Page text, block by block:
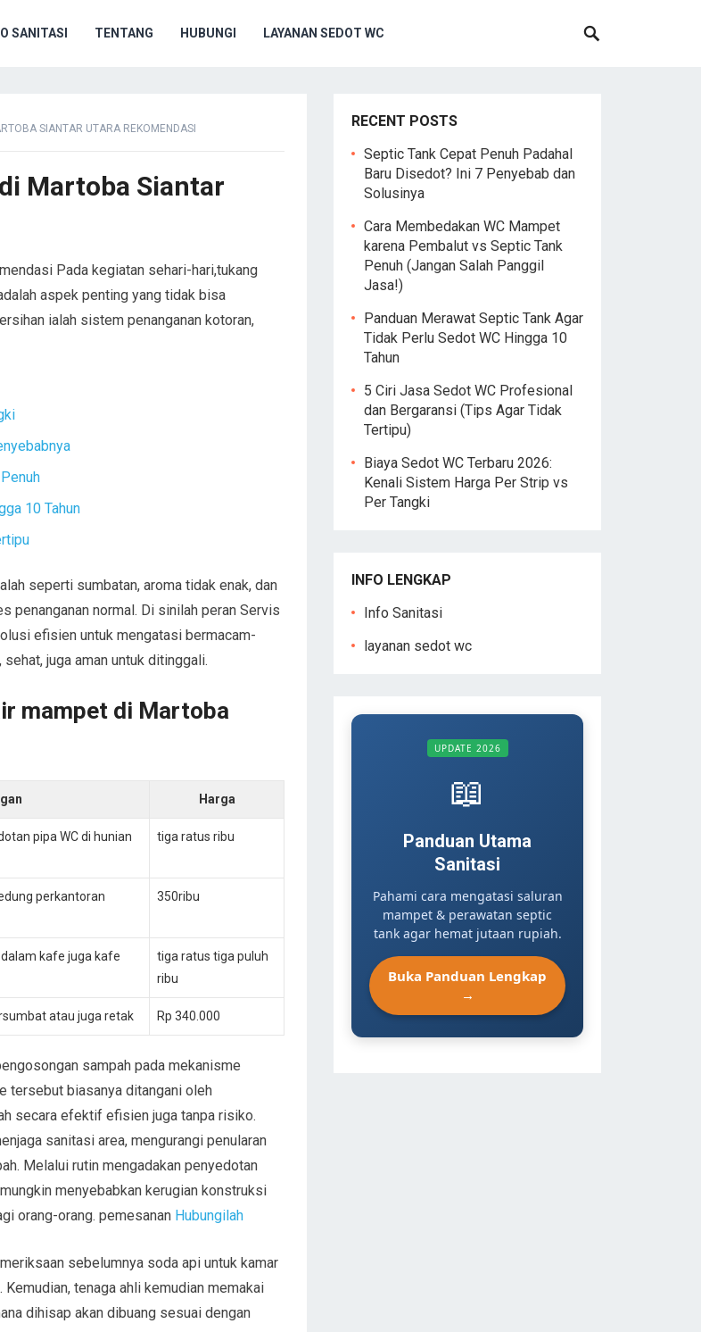
SANITASI TENTANG HUBUNGI LAYANAN SEDOT WC
SIANTAR UTARA REKOMENDASI
Martoba Siantar
Pada kegiatan sehari-hari,tukang
aspek penting yang tidak bisa
ialah sistem penanganan kotoran,
10 Tahun
seperti sumbatan, aroma tidak enak, dan
penanganan normal. Di sinilah peran Servis
efisien untuk mengatasi bermacam-
juga aman untuk ditinggali.
mampet di Martoba
Harga
pipa WC di hunian
tiga ratus ribu
perkantoran
350ribu
kafe juga kafe
tiga ratus tiga puluh
ribu
atau juga retak Rp 340.000
sampah pada mekanisme
tersebut biasanya ditangani oleh
secara efektif efisien juga tanpa risiko.
sanitasi area, mengurangi penularan
Melalui rutin mengadakan penyedotan
menyebabkan kerugian konstruksi
orang-orang. pemesanan Hubungilah
sebelumnya soda api untuk kamar
tenaga ahli kemudian memakai
dihisap akan dibuang sesuai dengan
RECENT POSTS
Septic Tank Cepat Penuh Padahal
Baru Disedot? Ini 7 Penyebab dan
Solusinya
Cara Membedakan WC Mampet
karena Pembalut vs Septic Tank
Penuh (Jangan Salah Panggil
Jasa!)
Panduan Merawat Septic Tank Agar
Tidak Perlu Sedot WC Hingga 10
Tahun
5 Ciri Jasa Sedot WC Profesional
dan Bergaransi (Tips Agar Tidak
Tertipu)
Biaya Sedot WC Terbaru 2026:
Kenali Sistem Harga Per Strip vs
Per Tangki
INFO LENGKAP
Info Sanitasi
layanan sedot wc
UPDATE 2026
📖
Panduan Utama
Sanitasi
Pahami cara mengatasi saluran
mampet & perawatan septic
tank agar hemat jutaan rupiah.
Buka Panduan Lengkap
→